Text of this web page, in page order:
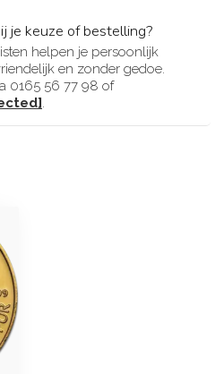
je keuze of bestelling?
helpen je persoonlijk
en zonder gedoe.
0165 56 77 98 of
.